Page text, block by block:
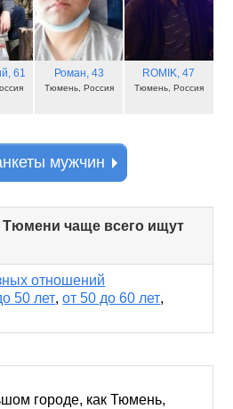
, 61 Роман, 43
Тюмень, Россия
ROMIK, 47
Тюмень, Россия
мужчин
чаще всего ищут
отношений
50 лет,от 50 до 60 лет,
городе, как Тюмень,